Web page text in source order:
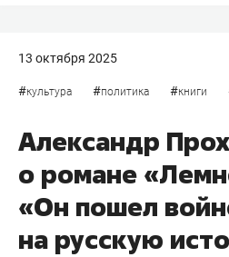
13 октября 2025
#культура #политика #книги
Александр
о романе
«Он пошел
на русскую